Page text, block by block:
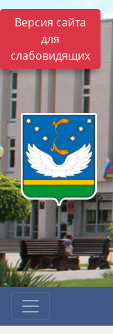
Версия сайта
для
слабовидящих